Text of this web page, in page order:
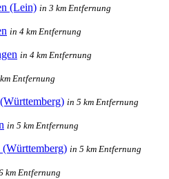
(Lein) in 3 km Entfernung
in 4 km Entfernung
in 4 km Entfernung
Entfernung
in 5 km Entfernung
in 5 km Entfernung
in 5 km Entfernung
km Entfernung